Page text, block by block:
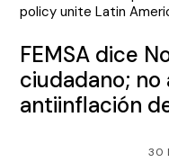
entradas
policy unite Latin
FEMSA dice
ciudadano;
antiinflación
30